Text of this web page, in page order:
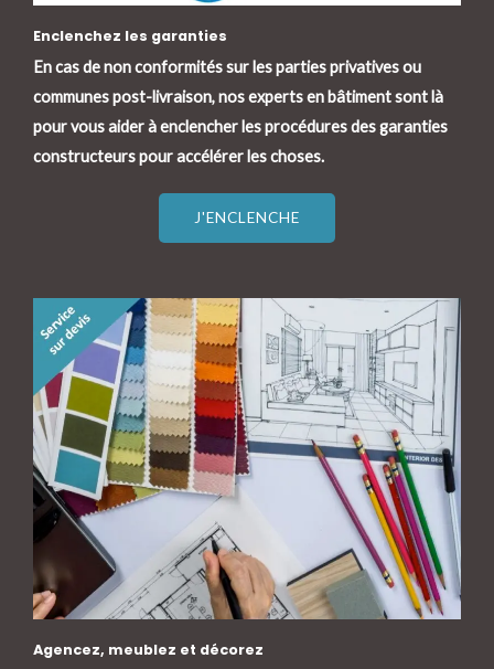
Enclenchez les garanties
En cas de non conformités sur les parties privatives ou
communes post-livraison, nos experts en bâtiment sont là
pour vous aider à enclencher les procédures des garanties
constructeurs pour accélérer les choses.
J'ENCLENCHE
Agencez, meublez et décorez